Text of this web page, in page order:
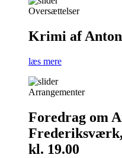
Oversættelser
Krimi af
læs mere
Arrangementer
Foredrag om
Frederiksværk,
kl. 19.00